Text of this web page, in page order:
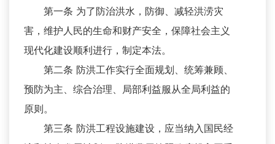
第一条 为了防治洪水，防御、减轻洪涝灾
害，维护人民的生命和财产安全，保障社会主义
现代化建设顺利进行，制定本法。
第二条 防洪工作实行全面规划、统筹兼顾、
预防为主、综合治理、局部利益服从全局利益的
原则。
第三条 防洪工程设施建设，应当纳入国民经